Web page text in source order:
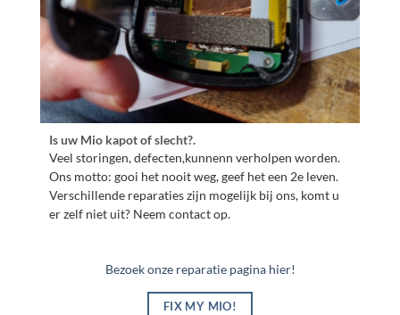
Is uw Mio kapot of slecht?.
Veel storingen, defecten,kunnenn verholpen worden.
Ons motto: gooi het nooit weg, geef het een 2e leven.
Verschillende reparaties zijn mogelijk bij ons, komt u
er zelf niet uit? Neem contact op.
Bezoek onze reparatie pagina hier!
FIX MY MIO!